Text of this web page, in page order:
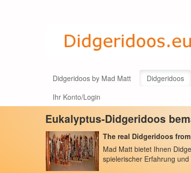
Didgeridoos by Mad Matt Didgeridoos
Ihr Konto/Login
Eukalyptus-Didgeridoos
The real Didgeridoos
Mad Matt bietet Ihnen
spielerischer Erfahrung